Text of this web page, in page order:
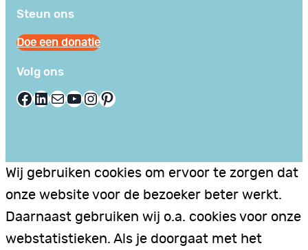
Steun ons
Doe een donatie
Volg ons
Facebook LinkedIn E-mail YouTube InstagramPinterest
Wij gebruiken cookies om ervoor te zorgen dat
onze website voor de bezoeker beter werkt.
Daarnaast gebruiken wij o.a. cookies voor onze
webstatistieken. Als je doorgaat met het